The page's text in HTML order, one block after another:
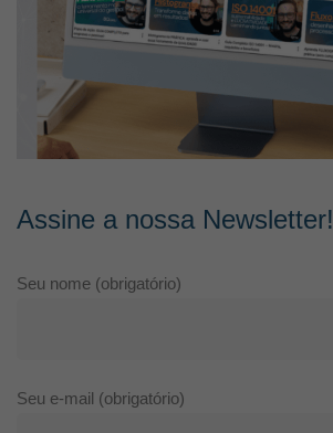
Assine a nossa Newsletter!
Seu nome (obrigatório)
Seu e-mail (obrigatório)